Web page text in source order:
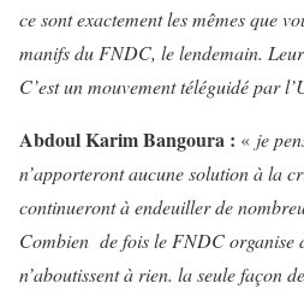
ce sont exactement les mêmes que
manifs du FNDC, le lendemain.
C’est un mouvement téléguidé par
Abdoul Karim Bangoura : « je
n’apporteront aucune solution à la
continueront à endeuiller de
Combien de fois le FNDC organise
n’aboutissent à rien. la seule façon